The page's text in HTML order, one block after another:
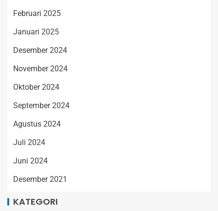
Februari 2025
Januari 2025
Desember 2024
November 2024
Oktober 2024
September 2024
Agustus 2024
Juli 2024
Juni 2024
Desember 2021
KATEGORI